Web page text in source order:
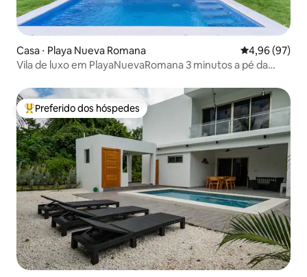
Casa ⋅ Playa Nueva Romana 4,96 de uma
4,96 (97)
Vila de luxo em PlayaNuevaRomana 3 minutos a pé da
Entre os melhores preferidos dos hóspedes
Preferido dos hóspedes